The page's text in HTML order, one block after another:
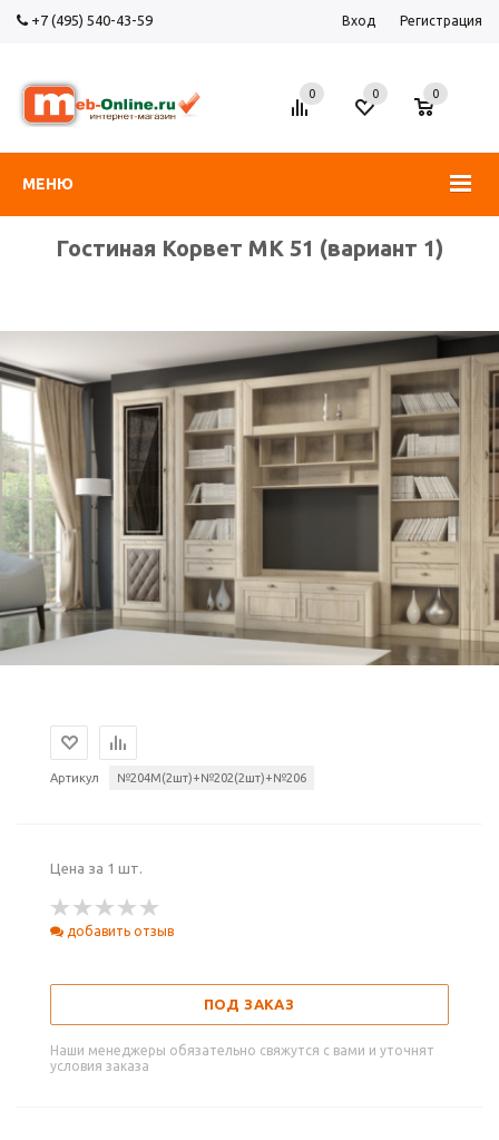
+7 (495) 540-43-59 Вход Регистрация
МЕНЮ
0 0
0
Гостиная Корвет МК 51 (вариант 1)
Артикул №204М(2шт)+№202(2шт)+№206
Цена за 1 шт.
добавить отзыв
ПОД ЗАКАЗ
Наши менеджеры обязательно свяжутся с вами и уточнят
условия заказа